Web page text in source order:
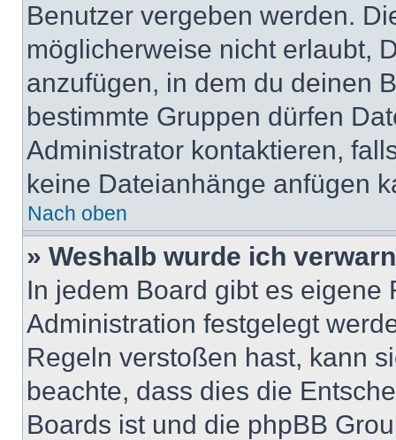
Benutzer vergeben werden.
möglicherweise nicht erlaubt,
anzufügen, in dem du deinen
bestimmte Gruppen dürfen
Administrator kontaktieren,
keine Dateianhänge anfügen
Nach oben
» Weshalb wurde ich
In jedem Board gibt es
Administration festgelegt
Regeln verstoßen hast, kann
beachte, dass dies die
Boards ist und die phpBB